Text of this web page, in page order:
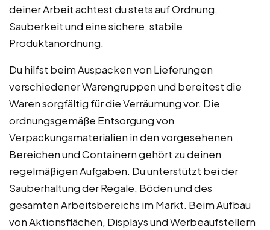
deiner Arbeit achtest du stets auf Ordnung,
Sauberkeit und eine sichere, stabile
Produktanordnung.
Du hilfst beim Auspacken von Lieferungen
verschiedener Warengruppen und bereitest die
Waren sorgfältig für die Verräumung vor. Die
ordnungsgemäße Entsorgung von
Verpackungsmaterialien in den vorgesehenen
Bereichen und Containern gehört zu deinen
regelmäßigen Aufgaben. Du unterstützt bei der
Sauberhaltung der Regale, Böden und des
gesamten Arbeitsbereichs im Markt. Beim Aufbau
von Aktionsflächen, Displays und Werbeaufstellern